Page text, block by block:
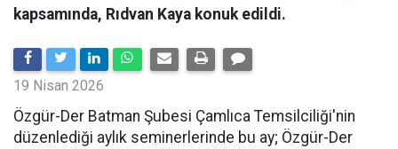
kapsamında, Rıdvan Kaya konuk edildi.
19 Nisan 2026
​Özgür-Der Batman Şubesi Çamlıca Temsilciliği'nin
düzenlediği aylık seminerlerinde bu ay; Özgür-Der